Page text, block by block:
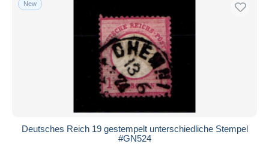
Free shipping
Payment methods
Bank transfer
MasterCard
Bancontact
iDeal
New
Deutsches Reich 19 gestempelt unterschiedliche Stempel
#GN524